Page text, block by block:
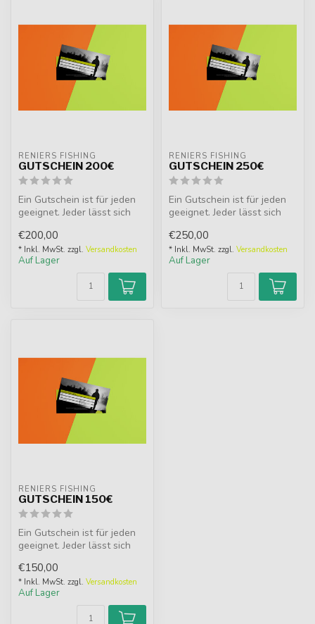
RENIERS FISHING
GUTSCHEIN 200€
Ein Gutschein ist für jeden
geeignet. Jeder lässt sich
€200,00
* Inkl. MwSt. zzgl. Versandkosten
Auf Lager
RENIERS FISHING
GUTSCHEIN 250€
Ein Gutschein ist für jeden
geeignet. Jeder lässt sich
€250,00
* Inkl. MwSt. zzgl. Versandkosten
Auf Lager
RENIERS FISHING
GUTSCHEIN 150€
Ein Gutschein ist für jeden
geeignet. Jeder lässt sich
€150,00
* Inkl. MwSt. zzgl. Versandkosten
Auf Lager